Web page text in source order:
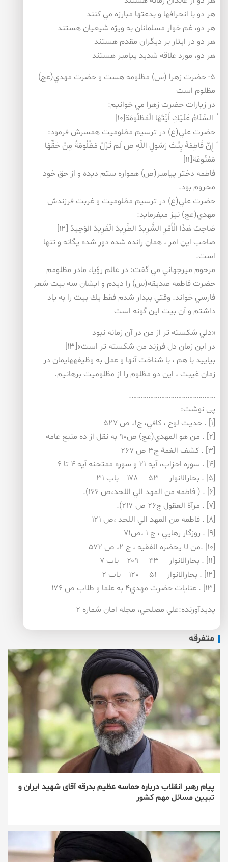
هر دو با انحراف­ها و بدعت­ها مبارزه مي كنند
هر دو، غم خوار مسلمانان به ويژه شيعيان هستند
هر دو در ايثار بر ديگران مقدم هستند
هر دو، مورد علاقه شديد پيامبر هستند
۵- حضرت زهرا (س) مظلومه هست و حضرت مهدي(عج)
مظلوم است
در زيارات حضرت زهرا مي خوانيم:
ُ السَّلَامُ عَلَيْكِ أَيَّتُهَا الْمَظلُومَة[۱۰]
حضرت علي(ع) در ترسيم مظلوميت همسرش فرمود:
ُ إِنَّ فَاطِمَةَ بِنْتَ رَسُولِ اللَّهِ ص لَمْ تَزَلْ مَظْلُومَةً مِنْ حَقِّهَا
مَمْنُوعَة[۱۱]
فاطمه دختر پيامبر(ص) همواره ستم ديده و از حق خود
محروم بود.
حضرت علي(ع) در ترسيم مظلوميت و غربت فرزندش
مهدي(عج) نيز مي­فرمايد:
صَاحِبُ هَذَا الْأَمْرِ الشَّرِيدُ الطَّرِيدُ الْفَرِيدُ الْوَحِيدُ [۱۲]
صاحب اين امر ، همان رانده شده دور شده يگانه و تنها
است.
مرحوم ميرجهاني مي گفت: در عالم رؤيا، مادر مظلومم
حضرت فاطمه صديقه(س) را ديدم و ايشان سه بيت شعر
فارسي خواند. وقتي بيدار شدم فقط يك بيت را به ياد
داشتم و آن بيت اين گونه است
«دلي شكسته تر از من در آن زمانه نبود
در اين زمان دل فرزند من شكسته تر است»[۱۳]
بياييد با هم ، با شناخت آن­ها و عمل به وظيفه­ها­يمان در
زمان غيبت ، اين دو مظلوم را از مظلوميت برهانيم.
……………………………………….
پی نوشت:
[۱] . حديث لوح ، كافي، ج۱، ص ۵۲۷
[۲] . من هو المهدي(عج) ص۹۰ به نقل از ده منبع عامه
[۳] . كشف الغمة ج۳ ص ۲۶۷
[۴] . سوره احزاب، آيه ۲۱ و سوره ممتحنه آيه ۴ تا ۶
[۵] . بحارالانوار ۵۳ ۱۷۸ باب ۳۱
[۶] . ( فاطمه من المهد الي اللحد،ص ۱۶۶).
[۷] . مرآة العقول ج۲۶ ص ۲۱۷).
[۸] . فاطمه من المهد الي اللحد ،ص ۱۲۱
[۹] . روزگار رهايي ، ج ۱ ،ص۷۱
[۱۰] .من لا يحضره الفقيه ، ج ۲، ص ۵۷۲
[۱۱] . بحارالانوار ۴۳ ۲۰۹ باب ۷
[۱۲] . بحارالانوار ۵۱ ۱۲۰ باب ۲
[۱۳] . عنايات حضرت مهدي۴ به علما و طلاب ص ۱۷۶
پدیدآورنده:علي مصلحي، مجله امان شماره ۲
متفرقه
پیام رهبر انقلاب درباره حماسه عظیم بدرقه آقای شهید ایران و
تبیین مسائل مهم کشور